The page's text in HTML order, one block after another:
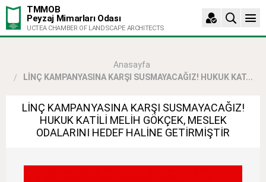
TMMOB
Peyzaj Mimarları Odası
UCTEA CHAMBER OF LANDSCAPE ARCHITECTS
Anasayfa
LİNÇ KAMPANYASINA KARŞI SUSMAYACAĞIZ! HUKUK KAT...
LİNÇ KAMPANYASINA KARŞI SUSMAYACAĞIZ!
HUKUK KATİLİ MELİH GÖKÇEK, MESLEK
ODALARINI HEDEF HALİNE GETİRMİŞTİR